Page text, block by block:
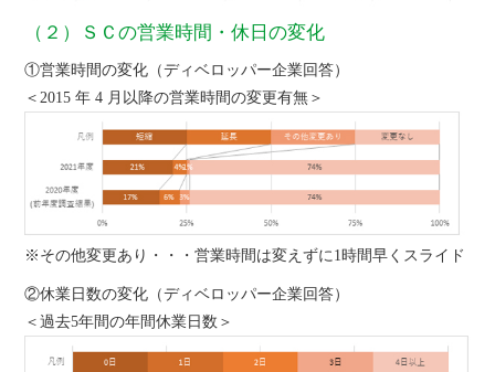
（２）ＳＣの営業時間・休日の変化
①営業時間の変化（ディベロッパー企業回答）
＜2015 年 4 月以降の営業時間の変更有無＞
※その他変更あり・・・営業時間は変えずに1時間早くスライド
②休業日数の変化（ディベロッパー企業回答）
＜過去5年間の年間休業日数＞